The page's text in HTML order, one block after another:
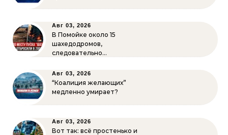
Авг 03, 2026
В Помойке около 15
шахедодромов,
следовательно…
Авг 03, 2026
“Коалиция желающих”
медленно умирает?
Авг 03, 2026
Вот так: всё простенько и